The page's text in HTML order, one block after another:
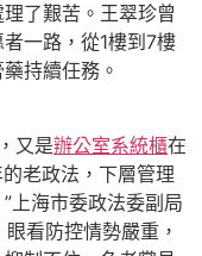
了艱苦。王翠珍曾
一路，從1樓到7樓
持續任務。
又是辦公室系統櫃在
老政法，下層管理
上海市委政法委副局
看防控情勢嚴重，